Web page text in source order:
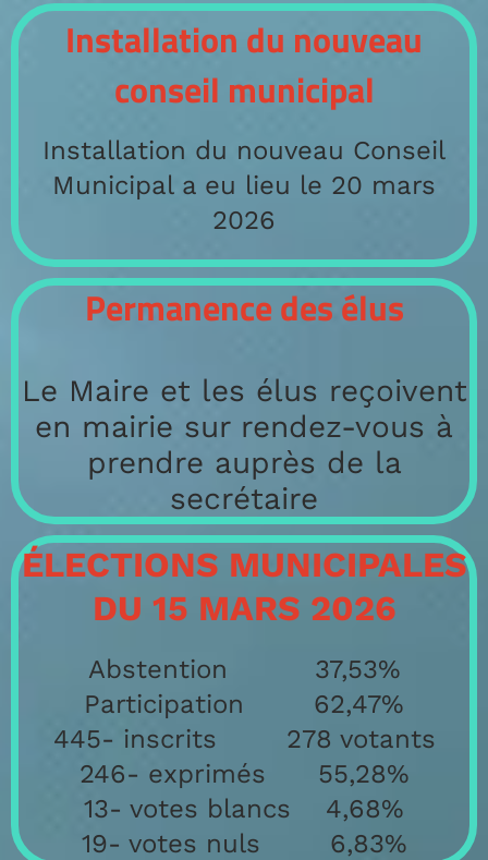
Installation du nouveau
conseil municipal
Installation du nouveau Conseil
Municipal a eu lieu le 20 mars
2026
Permanence des élus
Le Maire et les élus reçoivent
en mairie sur rendez-vous à
prendre auprès de la
secrétaire
ÉLECTIONS MUNICIPALES
DU 15 MARS 2026
Abstention 37,53%
Participation 62,47%
445- inscrits 278 votants
246- exprimés 55,28%
13- votes blancs 4,68%
19- votes nuls 6,83%